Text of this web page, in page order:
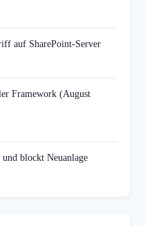
auf SharePoint-Server
Framework (August
blockt Neuanlage